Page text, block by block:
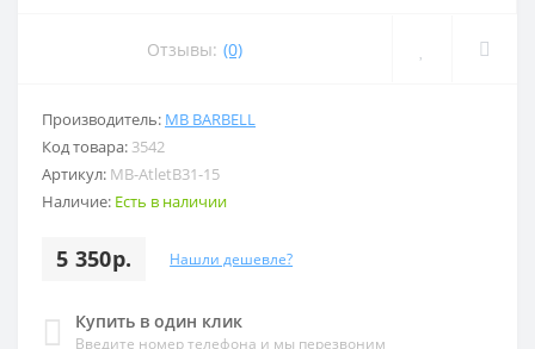
Отзывы: (0)
Производитель: MB BARBELL
Код товара: 3542
Артикул: MB-AtletB31-15
Наличие: Есть в наличии
5 350р. Нашли дешевле?
Купить в один клик
Введите номер телефона и мы перезвоним